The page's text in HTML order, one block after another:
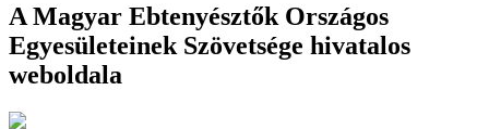
A Magyar Ebtenyésztők Országos
Egyesületeinek Szövetsége hivatalos
weboldala